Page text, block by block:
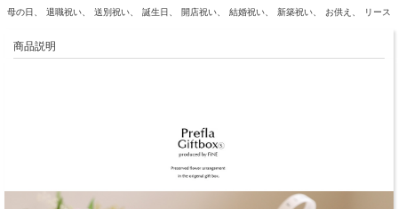
母の日
退職祝い 送別祝い 誕生日 開店祝い 結婚祝い 新築祝い お供え リース
商品説明